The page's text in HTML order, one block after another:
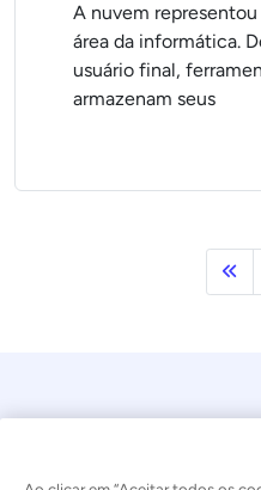
A nuvem
área da informática.
usuário final,
armazenam seus